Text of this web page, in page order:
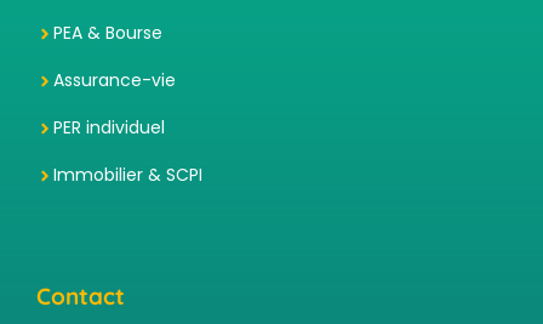
PEA & Bourse
Assurance-vie
PER individuel
Immobilier & SCPI
Contact